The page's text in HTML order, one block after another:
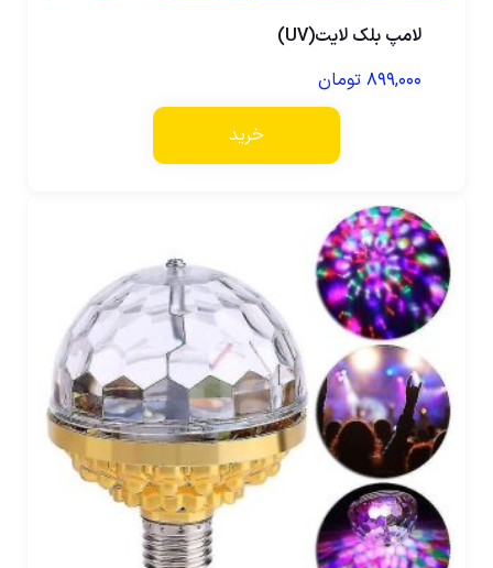
لامپ بلک لایت(UV)
۸۹۹,۰۰۰ تومان
خرید